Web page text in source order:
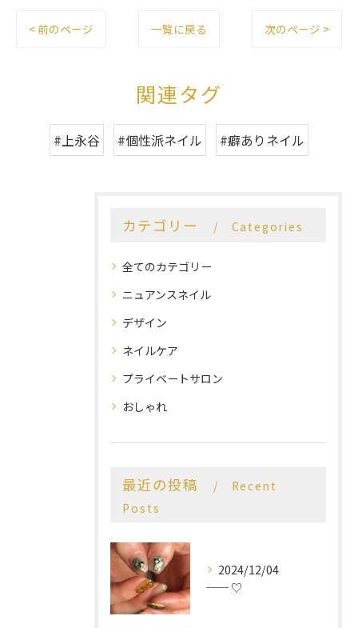
< 前のページ 一覧に戻る 次のページ >
関連タグ
#上永谷 #個性派ネイル #癖ありネイル
カテゴリー Categories
全てのカテゴリー
ニュアンスネイル
デザイン
ネイルケア
プライベートサロン
おしゃれ
最近の投稿
Recent
Posts
2024/12/04
── ♡